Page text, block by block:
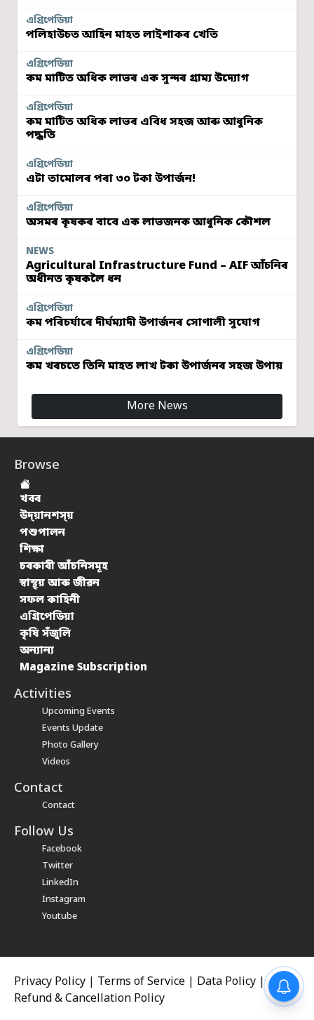
এগ্ৰিপেডিয়া
পলিহাউচত আহিন মাহত লাইশাকৰ খেতি
এগ্ৰিপেডিয়া
কম মাটিত অধিক লাভৰ এক সুন্দৰ গ্ৰাম্য উদ্যোগ
এগ্ৰিপেডিয়া
কম মাটিত অধিক লাভৰ এবিধ সহজ আৰু আধুনিক
পদ্ধতি
এগ্ৰিপেডিয়া
এটা তামোলৰ পৰা ৩০ টকা উপাৰ্জন!
এগ্ৰিপেডিয়া
অসমৰ কৃষকৰ বাবে এক লাভজনক আধুনিক কৌশল
NEWS
Agricultural Infrastructure Fund – AIF আঁচনিৰ
অধীনত কৃষকলৈ ধন
এগ্ৰিপেডিয়া
কম পৰিচৰ্যাৰে দীৰ্ঘম্যাদী উপাৰ্জনৰ সোণালী সুযোগ
এগ্ৰিপেডিয়া
কম খৰচতে তিনি মাহত লাখ টকা উপাৰ্জনৰ সহজ উপায়
More News
Browse
খবৰ
উদ্য়ানশস্য়
পশুপালন
শিক্ষা
চৰকাৰী আঁচনিসমূহ
স্বাস্থ্য় আৰু জীৱন
সফল কাহিনী
এগ্ৰিপেডিয়া
কৃষি সঁজুলি
অন্যান্য
Magazine Subscription
Activities
Upcoming Events
Events Update
Photo Gallery
Videos
Contact
Contact
Follow Us
Facebook
Twitter
LinkedIn
Instagram
Youtube
Privacy Policy Terms of Service Data Policy |
Refund & Cancellation Policy